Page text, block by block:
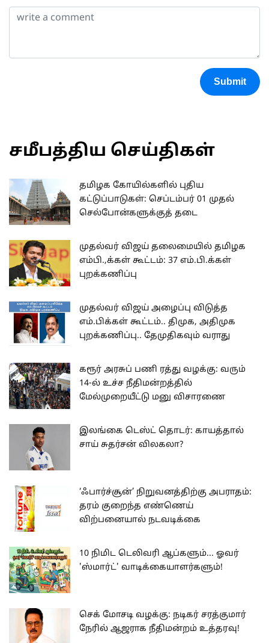
Submit
சமீபத்திய செய்திகள்
தமிழக கோயில்களில் புதிய
கட்டுப்பாடுகள்: செப்டம்பர் 01 முதல்
செல்போன்களுக்குத் தடை
முதல்வர் விஜய் தலைமையில் தமிழக
எம்பி.,க்கள் கூட்டம்: 37 எம்.பி.க்கள்
புறக்கணிப்பு
முதல்வர் விஜய் அழைப்பு விடுத்த
எம்.பிக்கள் கூட்டம்.. திமுக, அதிமுக
புறக்கணிப்பு.. தேமுதிகவும் வராது
கரூர் அரசுப் பணி ரத்து வழக்கு: வரும்
14-ல் உச்ச நீதிமன்றத்தில்
மேல்முறையீட்டு மனு விசாரணை
இலங்கை டெஸ்ட் தொடர்: காயத்தால்
சாய் சுதர்சன் விலகலா?
‘ஃபார்ச்சூன்’ நிறுவனத்திற்கு அபராதம்:
தரம் குறைந்த எண்ணெய்
விற்பனையால் நடவடிக்கை
10 நிமிட டெலிவரி ஆப்களும்... ஓவர்
'ஸ்மார்ட்' வாடிக்கையாளர்களும்!
செக் மோசடி வழக்கு: நடிகர் சரத்குமார்
நேரில் ஆஜராக நீதிமன்றம் உத்தரவு!